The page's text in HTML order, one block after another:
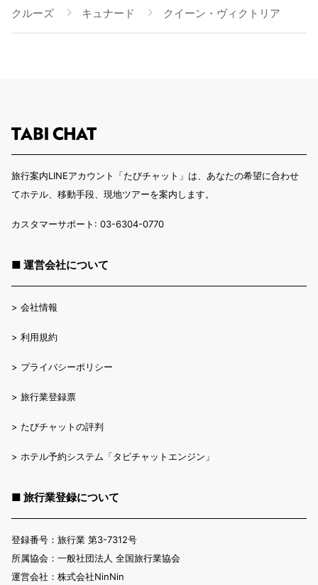
クルーズ キュナード クイーン・ヴィクトリア
旅行案内LINEアカウント「たびチャット」は、あなたの希望に合わせ
てホテル、移動手段、現地ツアーを案内します。
カスタマーサポート: 03-6304-0770
■ 運営会社について
> 会社情報
> 利用規約
> プライバシーポリシー
> 旅行業登録票
> たびチャットの評判
> ホテル予約システム「タビチャットエンジン」
■ 旅行業登録について
登録番号：旅行業 第3-7312号
所属協会：一般社団法人 全国旅行業協会
運営会社：株式会社NinNin